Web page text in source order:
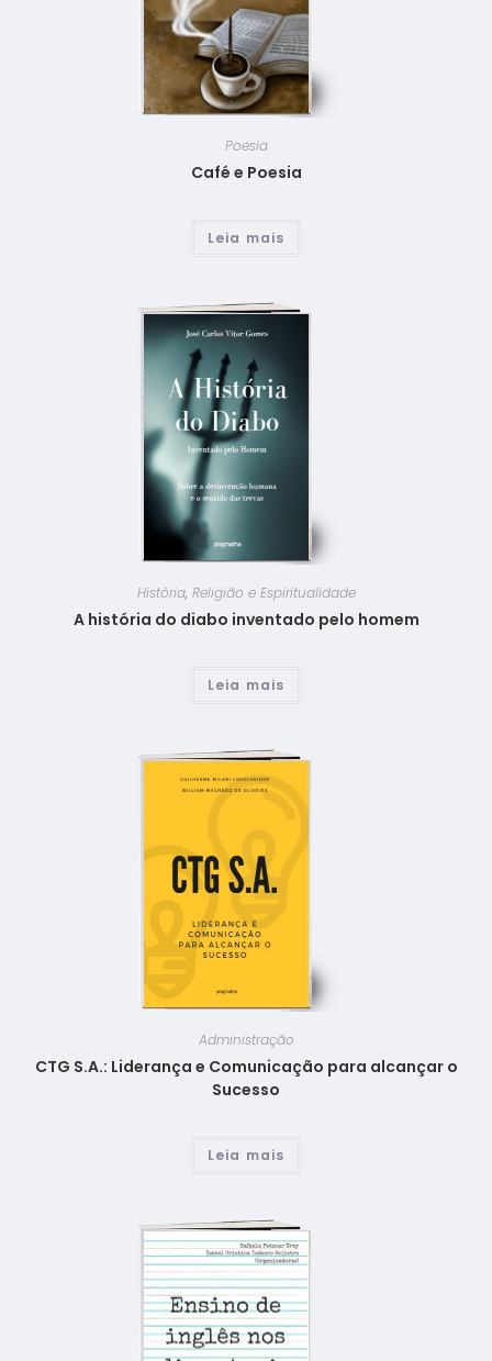
Poesia
Café e Poesia
Leia mais
História, Religião e Espiritualidade
A história do diabo inventado pelo homem
Leia mais
Administração
CTG S.A.: Liderança e Comunicação para alcançar o
Sucesso
Leia mais